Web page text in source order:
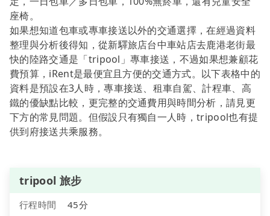
座椅。
如果想知道包車或專車接送以外的交通選擇，在經過資料
整理與分析後得知，從新驛旅店台中車站店去鹿港老街最
快的陸路交通是「tripool」專車接送，不過如果想兼顧花
費預算，iRent是最便宜且方便的交通方式。以下表格中的
資料是預設在3人時，專車接送、租車自駕、計程車、高
鐵的優缺點比較，更完整的交通費用與時間分析，請見更
下方的常見問題。但假設只有獨自一人時，tripool也有提
供到府接送共乘服務。
tripool 旅步
行程時間
45分